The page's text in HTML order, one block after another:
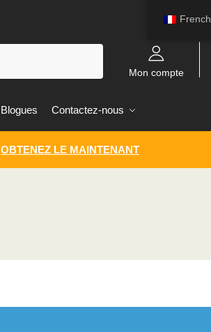
Mon compte
Blogues Contactez-nous
OBTENEZ LE MAINTENANT
French